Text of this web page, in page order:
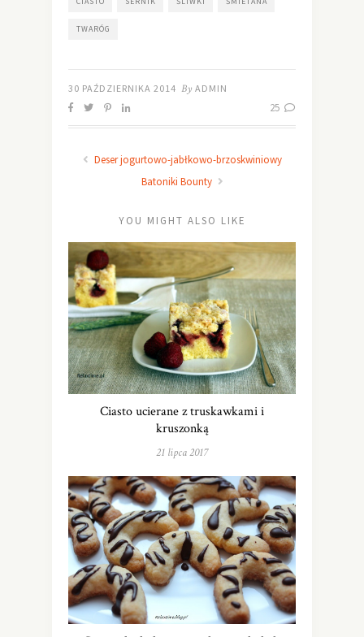
TWARÓG
30 PAŹDZIERNIKA 2014 By ADMIN
25
Deser jogurtowo-jabłkowo-brzoskwiniowy
Batoniki Bounty
YOU MIGHT ALSO LIKE
Ciasto ucierane z truskawkami i
kruszonką
21 lipca 2017